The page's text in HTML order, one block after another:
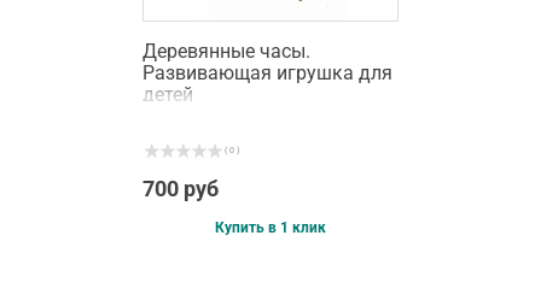
Деревянные часы.
Развивающая игрушка для
детей
( 0 )
700 руб
Купить в 1 клик